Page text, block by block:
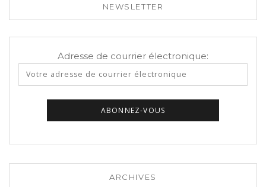
NEWSLETTER
Adresse de courrier électronique:
ARCHIVES